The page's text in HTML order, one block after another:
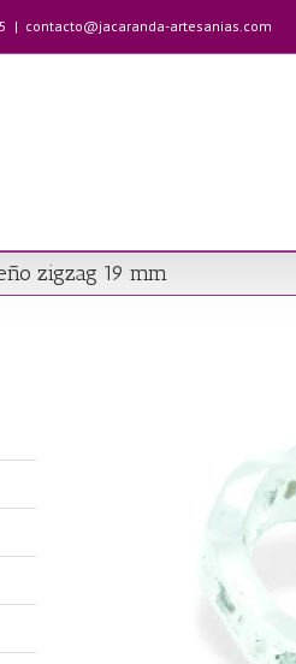
| contacto@jacaranda-artesanias.com
zigzag 19 mm